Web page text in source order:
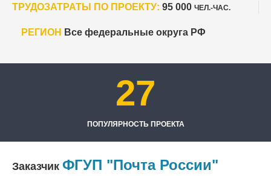
ТРУДОЗАТРАТЫ ПО ПРОЕКТУ: 95 000 ЧЕЛ.-ЧАС.
РЕГИОН Все федеральные округа РФ
27
ПОПУЛЯРНОСТЬ ПРОЕКТА
Заказчик ФГУП "Почта России"